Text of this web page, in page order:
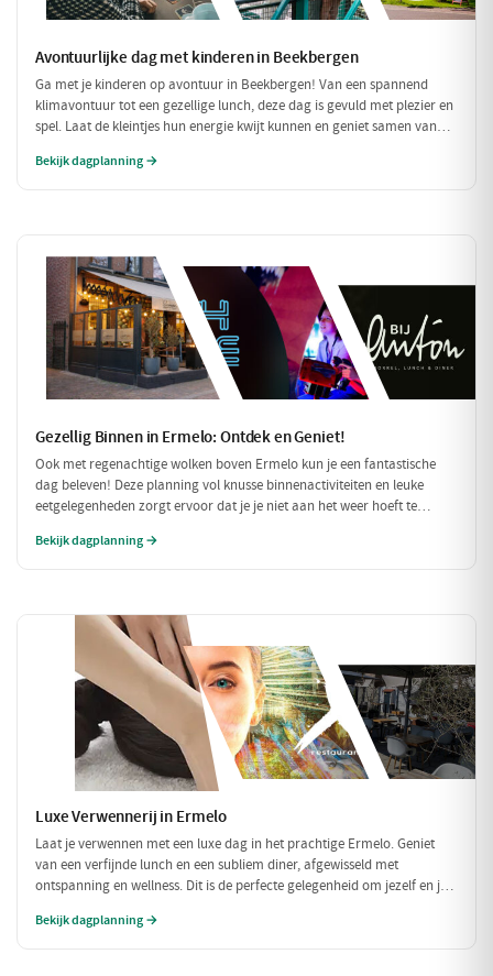
Avontuurlijke dag met kinderen in Beekbergen
Ga met je kinderen op avontuur in Beekbergen! Van een spannend
klimavontuur tot een gezellige lunch, deze dag is gevuld met plezier en
spel. Laat de kleintjes hun energie kwijt kunnen en geniet samen van
Bekijk dagplanning →
Gezellig Binnen in Ermelo: Ontdek en Geniet!
Ook met regenachtige wolken boven Ermelo kun je een fantastische
dag beleven! Deze planning vol knusse binnenactiviteiten en leuke
eetgelegenheden zorgt ervoor dat je je niet aan het weer hoeft te
binnen.
Bekijk dagplanning →
Luxe Verwennerij in Ermelo
Laat je verwennen met een luxe dag in het prachtige Ermelo. Geniet
van een verfijnde lunch en een subliem diner, afgewisseld met
ontspanning en wellness. Dit is de perfecte gelegenheid om jezelf en je
Bekijk dagplanning →